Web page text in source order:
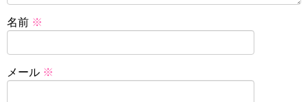
名前 ※
メール ※